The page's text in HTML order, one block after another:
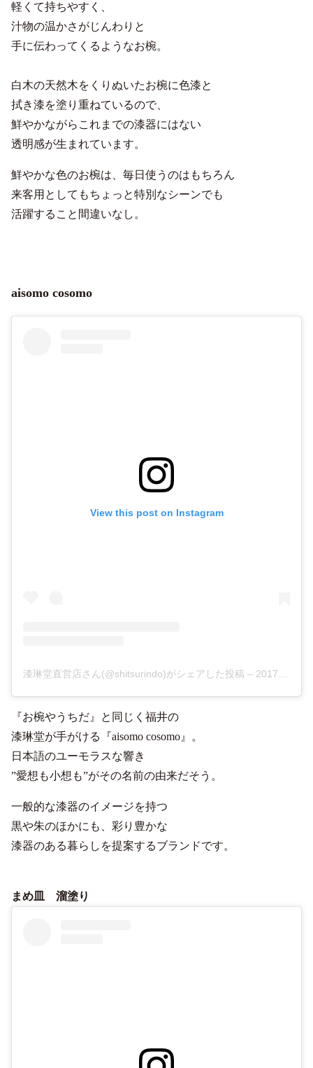
軽くて持ちやすく、
汁物の温かさがじんわりと
手に伝わってくるようなお椀。
白木の天然木をくりぬいたお椀に色漆と
拭き漆を塗り重ねているので、
鮮やかながらこれまでの漆器にはない
透明感が生まれています。
鮮やかな色のお椀は、毎日使うのはもちろん
来客用としてもちょっと特別なシーンでも
活躍すること間違いなし。
aisomo cosomo
View this post on Instagram
漆琳堂直営店さん(@shitsurindo)がシェアした投稿 – 2017年 4月月5日午後8時41分PDT
『お椀やうちだ』と同じく福井の
漆琳堂が手がける『aisomo cosomo』。
日本語のユーモラスな響き
”愛想も小想も”がその名前の由来だそう。
一般的な漆器のイメージを持つ
黒や朱のほかにも、彩り豊かな
漆器のある暮らしを提案するブランドです。
まめ皿 溜塗り